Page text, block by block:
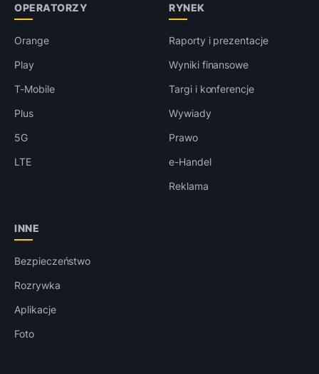
OPERATORZY
Orange
Play
T-Mobile
Plus
5G
LTE
RYNEK
Raporty i prezentacje
Wyniki finansowe
Targi i konferencje
Wywiady
Prawo
e-Handel
Reklama
INNE
Bezpieczeństwo
Rozrywka
Aplikacje
Foto